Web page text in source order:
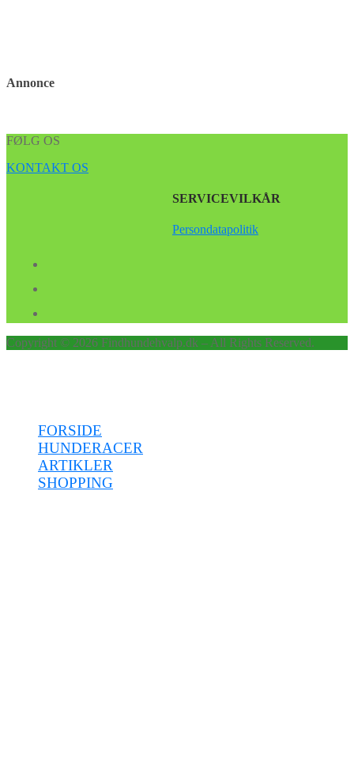
Annonce
FØLG OS
KONTAKT OS
SERVICEVILKÅR
Persondatapolitik
Copyright © 2026 Findhundehvalp.dk – All Rights Reserved.
FORSIDE
HUNDERACER
ARTIKLER
SHOPPING